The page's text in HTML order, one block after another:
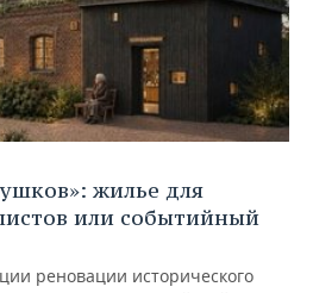
жилье для
или событийный
реновации исторического